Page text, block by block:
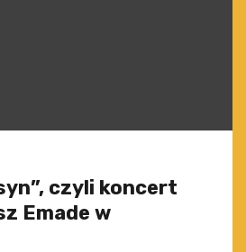
czyli koncert
Emade w